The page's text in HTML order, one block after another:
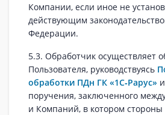
Компании, если иное не
действующим
Федерации.
5.3. Обработчик осуществляет
Пользователя, руководствуясь
обработки ПДн ГК «1С‑Рарус»
поручения, заключенного
и Компаний, в котором